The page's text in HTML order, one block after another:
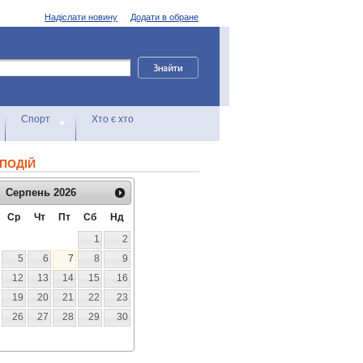
Додати в обране
Надіслати новину
Спорт Хто є хто
Серпень 2026
Ср Чт Пт Сб
Нд
1
2
5 6 7 8
9
12 13 14 15
16
19 20 21 22
23
26 27 28 29
30